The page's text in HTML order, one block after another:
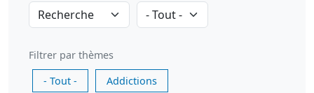
Filtrer par thèmes
- Tout -
Addictions